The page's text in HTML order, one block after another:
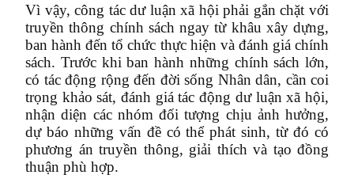
Vì vậy, công tác dư luận xã hội phải gắn chặt với
truyền thông chính sách ngay từ khâu xây dựng,
ban hành đến tổ chức thực hiện và đánh giá chính
sách. Trước khi ban hành những chính sách lớn,
có tác động rộng đến đời sống Nhân dân, cần coi
trọng khảo sát, đánh giá tác động dư luận xã hội,
nhận diện các nhóm đối tượng chịu ảnh hưởng,
dự báo những vấn đề có thể phát sinh, từ đó có
phương án truyền thông, giải thích và tạo đồng
thuận phù hợp.